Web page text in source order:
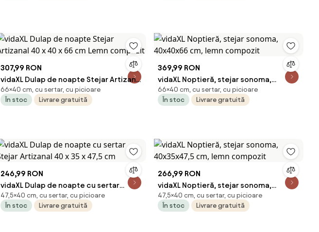
307,99 RON
vidaXL Dulap de noapte Stejar Artizanal
40 x 40 x 66 cm Lemn compozit
66×40 cm, cu sertar, cu picioare
În stoc
Livrare gratuită
369,99 RON
vidaXL Noptieră, stejar sonoma,
40x40x66 cm, lemn compozit
66×40 cm, cu sertar, cu picioare
În stoc
Livrare gratuită
246,99 RON
vidaXL Dulap de noapte cu sertar
Stejar Artizanal 40 x 35 x 47,5 cm
47,5×40 cm, cu sertar, cu picioare
În stoc
Livrare gratuită
266,99 RON
vidaXL Noptieră, stejar sonoma,
40x35x47,5 cm, lemn compozit
47,5×40 cm, cu sertar, cu picioare
În stoc
Livrare gratuită